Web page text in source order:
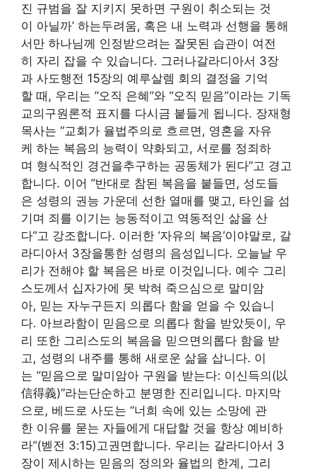
진 규범을 잘 지키지 못하면 구원이 취소되는 것
이 아닐까’ 하는두려움, 혹은 내 노력과 선행을 통해
서만 하나님께 인정받으려는 잘못된 습관이 여전
히 자리 잡을 수 있습니다. 그러나갈라디아서 3장
과 사도행전 15장의 예루살렘 회의 결정을 기억
할 때, 우리는 “오직 은혜”와 “오직 믿음”이라는 기독
교의구원론적 표지를 다시금 붙들게 됩니다. 장재형
목사는 “교회가 율법주의로 흐르면, 영혼을 자유
케 하는 복음의 능력이 약화되고, 서로를 정죄하
며 형식적인 경건을추구하는 공동체가 된다”고 경고
합니다. 이어 “반대로 참된 복음을 붙들면, 성도들
은 성령의 권능 가운데 선한 열매를 맺고, 타인을 섬
기며 죄를 이기는 능동적이고 역동적인 삶을 산
다”고 강조합니다. 이러한 ‘자유의 복음’이야말로, 갈
라디아서 3장을통한 성령의 음성입니다. 오늘날 우
리가 전해야 할 복음은 바로 이것입니다. 예수 그리
스도께서 십자가에 못 박혀 죽으심으로 말미암
아, 믿는 자누구든지 의롭다 함을 얻을 수 있습니
다. 아브라함이 믿음으로 의롭다 함을 받았듯이, 우
리 또한 그리스도의 복음을 믿으면의롭다 함을 받
고, 성령의 내주를 통해 새로운 삶을 삽니다. 이
는 “믿음으로 말미암아 구원을 받는다: 이신득의(以
信得義)”라는단순하고 분명한 진리입니다. 마지막
으로, 베드로 사도는 “너희 속에 있는 소망에 관
한 이유를 묻는 자들에게 대답할 것을 항상 예비하
라”(벧전 3:15)고권면합니다. 우리는 갈라디아서 3
장이 제시하는 믿음의 정의와 율법의 한계, 그리